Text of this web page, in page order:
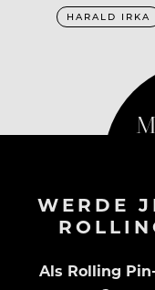
HARALD IRKA
WERDE
Als Rolling